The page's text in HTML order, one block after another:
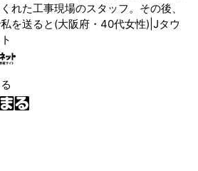
れた工事現場のスタッフ。その後、
を送ると(大阪府・40代女性)|Jタウ